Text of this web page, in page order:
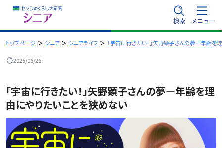
容
を
検索 メニュー
トップページ シニア シニアライフ 「宇宙に行きたい！」矢野顕子さんの夢―年齢を
2025/06/26
「宇宙に行きたい！」矢野顕子さんの夢―年齢を理
由にやりたいことを狭めない